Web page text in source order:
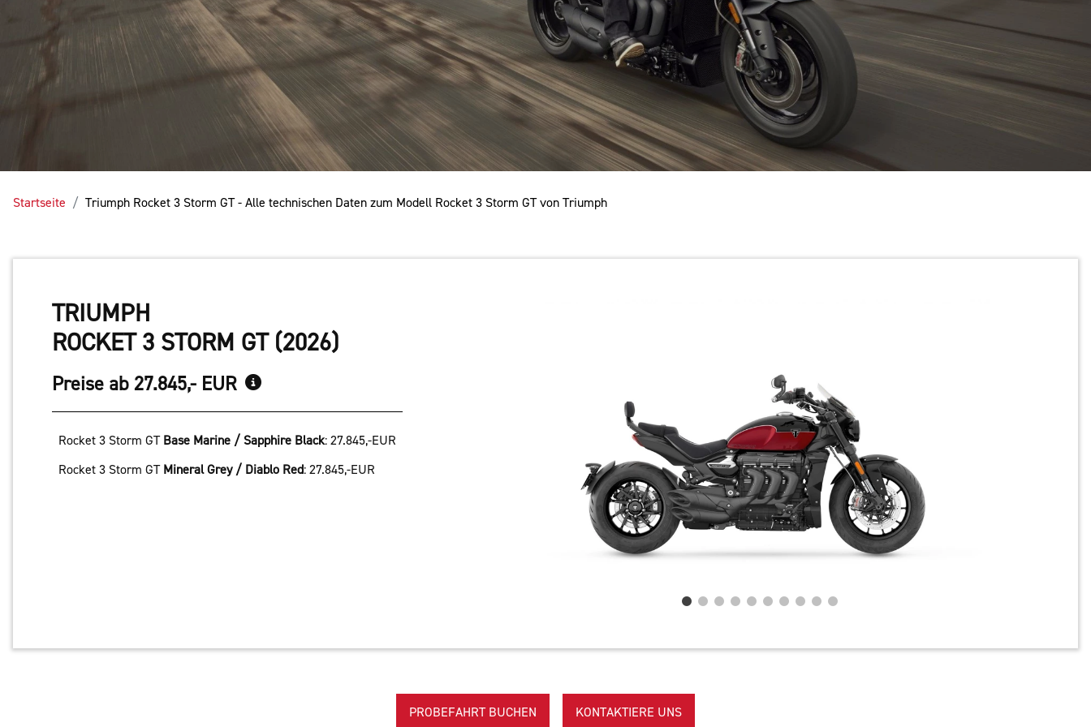
Startseite Triumph Rocket 3 Storm GT - Alle technischen Daten zum Modell Rocket 3 Storm GT von Triumph
TRIUMPH
ROCKET 3 STORM GT (2026)
Preise ab 27.845,- EUR
Rocket 3 Storm GT Base Marine / Sapphire Black: 27.845,-EUR
Rocket 3 Storm GT Mineral Grey / Diablo Red: 27.845,-EUR
PROBEFAHRT BUCHEN KONTAKTIERE UNS